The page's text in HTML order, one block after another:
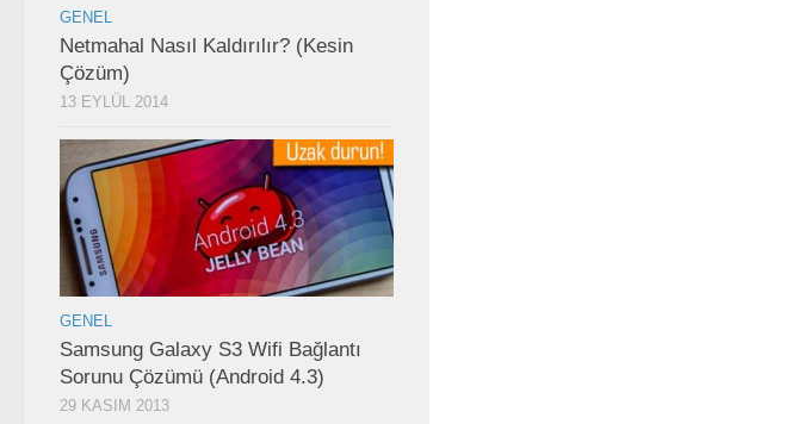
GENEL
Netmahal Nasıl Kaldırılır? (Kesin
Çözüm)
13 EYLÜL 2014
GENEL
Samsung Galaxy S3 Wifi Bağlantı
Sorunu Çözümü (Android 4.3)
29 KASIM 2013